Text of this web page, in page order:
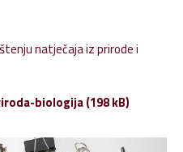
natječaja iz prirode i
biologija